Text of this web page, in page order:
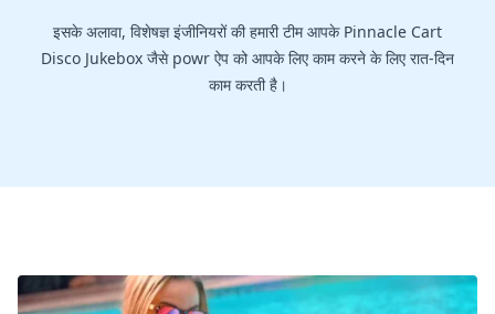
इसके अलावा, विशेषज्ञ इंजीनियरों की हमारी टीम आपके Pinnacle Cart
Disco Jukebox जैसे powr ऐप को आपके लिए काम करने के लिए रात-दिन
काम करती है।